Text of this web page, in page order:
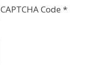
CAPTCHA Code *